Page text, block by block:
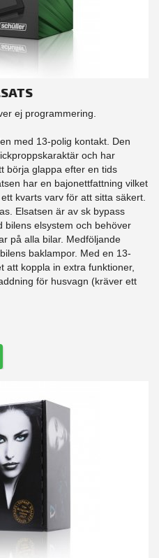
ej programmering.
med 13-polig kontakt. Den
och har
börja glappa efter en tids
har en bajonettfattning vilket
kvarts varv för att sitta säkert.
Elsatsen är av sk bypass
bilens elsystem och behöver
på alla bilar. Medföljande
baklampor. Med en 13-
att koppla in extra funktioner,
för husvagn (kräver ett